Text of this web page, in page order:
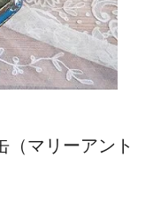
（マリーアント